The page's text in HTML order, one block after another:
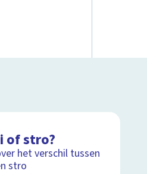
of stro?
het verschil tussen
stro